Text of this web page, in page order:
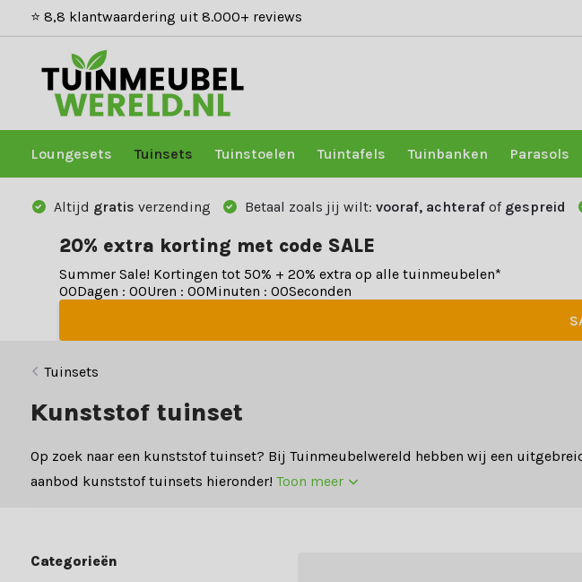
⭐ 8,8 klantwaardering uit 8.000+ reviews
Loungesets Tuinsets Tuinstoelen Tuintafels Tuinbanken Parasols
Altijd gratis verzending Betaal zoals jij wilt: vooraf, achteraf of gespreid
20% extra korting met code SALE
Summer Sale! Kortingen tot 50% + 20% extra op alle tuinmeubelen*
00Dagen : 00Uren : 00Minuten : 00Seconden
Tuinsets
Kunststof tuinset
Op zoek naar een kunststof tuinset? Bij Tuinmeubelwereld hebben wij een
aanbod kunststof tuinsets hieronder! Toon meer
Categorieën